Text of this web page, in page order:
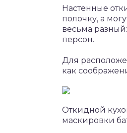
Настенные
полочку, а
весьма
персон.
Для
как
Откидной
маскировки